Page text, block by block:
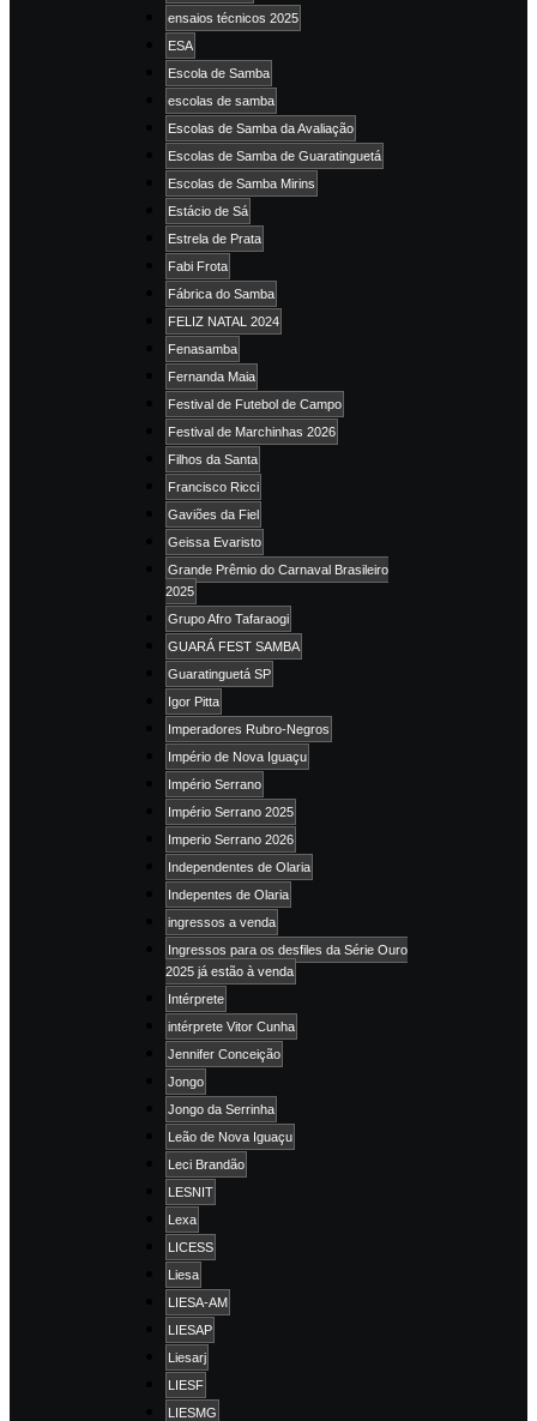
ensaios técnicos 2025
ESA
Escola de Samba
escolas de samba
Escolas de Samba da Avaliação
Escolas de Samba de Guaratinguetá
Escolas de Samba Mirins
Estácio de Sá
Estrela de Prata
Fabi Frota
Fábrica do Samba
FELIZ NATAL 2024
Fenasamba
Fernanda Maia
Festival de Futebol de Campo
Festival de Marchinhas 2026
Filhos da Santa
Francisco Ricci
Gaviões da Fiel
Geissa Evaristo
Grande Prêmio do Carnaval Brasileiro
2025
Grupo Afro Tafaraogi
GUARÁ FEST SAMBA
Guaratinguetá SP
Igor Pitta
Imperadores Rubro-Negros
Império de Nova Iguaçu
Império Serrano
Império Serrano 2025
Imperio Serrano 2026
Independentes de Olaria
Indepentes de Olaria
ingressos a venda
Ingressos para os desfiles da Série Ouro
2025 já estão à venda
Intérprete
intérprete Vitor Cunha
Jennifer Conceição
Jongo
Jongo da Serrinha
Leão de Nova Iguaçu
Leci Brandão
LESNIT
Lexa
LICESS
Liesa
LIESA-AM
LIESAP
Liesarj
LIESF
LIESMG